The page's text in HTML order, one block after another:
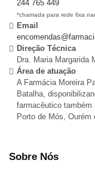
244 765 449
*chamada para rede fixa
Email
Direção Técnica
Dra. Maria Margarida
Área de atuação
A Farmácia Moreira
Batalha,
farmacêutico também
Porto de Mós, Ourém
Sobre Nós